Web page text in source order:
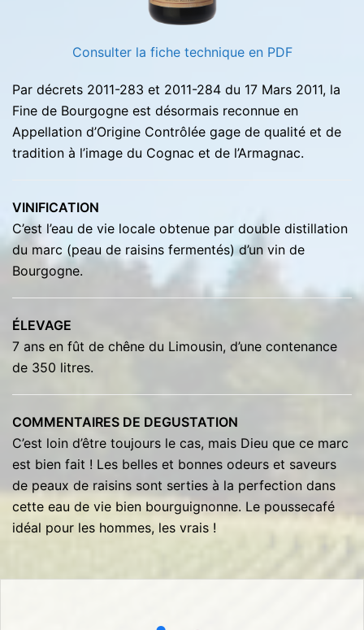
Consulter la fiche technique en PDF
Par décrets 2011-283 et 2011-284 du 17 Mars 2011, la
Fine de Bourgogne est désormais reconnue en
Appellation d’Origine Contrôlée gage de qualité et de
tradition à l’image du Cognac et de l’Armagnac.
VINIFICATION
C’est l’eau de vie locale obtenue par double distillation
du marc (peau de raisins fermentés) d’un vin de
Bourgogne.
ÉLEVAGE
7 ans en fût de chêne du Limousin, d’une contenance
de 350 litres.
COMMENTAIRES DE DEGUSTATION
C’est loin d’être toujours le cas, mais Dieu que ce marc
est bien fait ! Les belles et bonnes odeurs et saveurs
de peaux de raisins sont serties à la perfection dans
cette eau de vie bien bourguignonne. Le poussecafé
idéal pour les hommes, les vrais !